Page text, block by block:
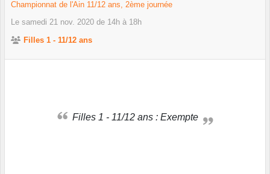
Championnat de l'Ain 11/12 ans, 2ème journée
Le samedi 21 nov. 2020 de 14h à 18h
Filles 1 - 11/12 ans
Filles 1 - 11/12 ans : Exempte